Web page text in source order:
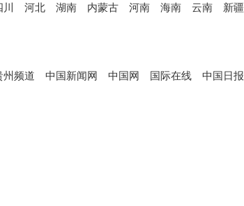
河北 湖南 内蒙古 河南 海南 云南 新疆
州频道 中国新闻网 中国网 国际在线 中国日报